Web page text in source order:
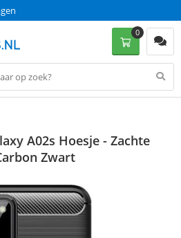
0
A02s Hoesje - Zachte
Zwart